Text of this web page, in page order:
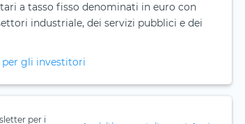
a tasso fisso denominati in euro con
industriale, dei servizi pubblici e dei
gli investitori
per i